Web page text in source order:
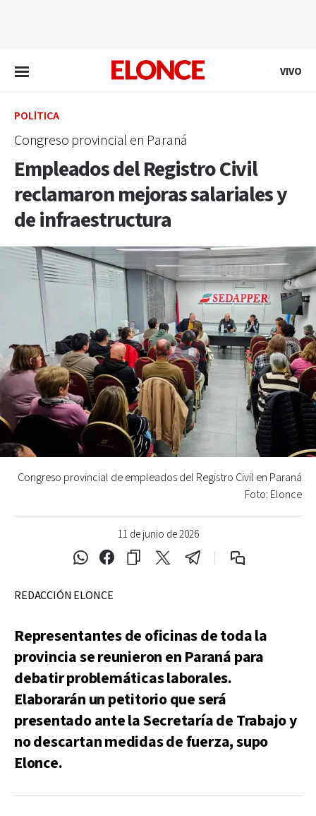
VIVO
POLÍTICA
Congreso provincial en Paraná
Empleados del Registro Civil
reclamaron mejoras salariales y
de infraestructura
11 de junio de 2026
Congreso provincial de empleados del Registro Civil en Paraná
Foto: Elonce
REDACCIÓN ELONCE
Representantes de oficinas de toda la
provincia se reunieron en Paraná para
debatir problemáticas laborales.
Elaborarán un petitorio que será
presentado ante la Secretaría de Trabajo y
no descartan medidas de fuerza, supo
Elonce.